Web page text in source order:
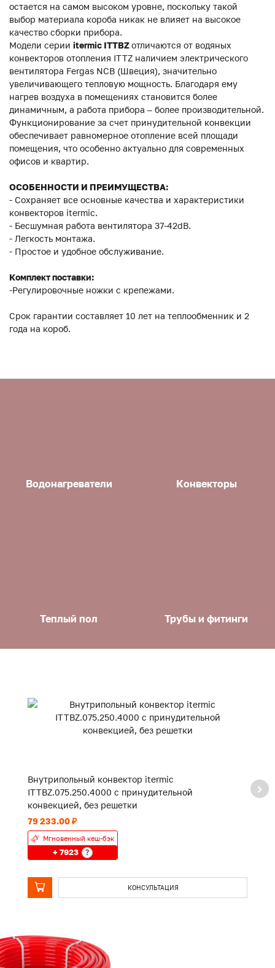
остается на самом высоком уровне, поскольку такой
выбор материала короба никак не влияет на высокое
качество сборки прибора.
Модели серии itermic ITTBZотличаются от водяных
конвекторов отопления ITTZ наличием электрического
вентилятора Fergas NCB (Швеция), значительно
увеличивающего тепловую мощность. Благодаря ему
нагрев воздуха в помещениях становится более
динамичным, а работа прибора – более производительной.
Функционирование за счет принудительной конвекции
обеспечивает равномерное отопление всей площади
помещения, что особенно актуально для современных
офисов и квартир.
ОСОБЕННОСТИ И ПРЕИМУЩЕСТВА:
- Сохраняет все основные качества и характеристики
конвекторов itermic.
- Бесшумная работа вентилятора 37-42dB.
- Легкость монтажа.
- Простое и удобное обслуживание.
Комплект поставки:
-Регулировочные ножки с крепежами.
Срок гарантии составляет 10 лет на теплообменник и 2
года на короб.
Водонагреватели Конвекторы
Теплый пол Трубы и фитинги
Внутрипольный конвектор itermic
ITTBZ.075.250.4000 с принудительной
конвекцией, без решетки
79 233.00 ₽
Мгновенный кеш-бэк
+ 7923 ?
КОНСУЛЬТАЦИЯ